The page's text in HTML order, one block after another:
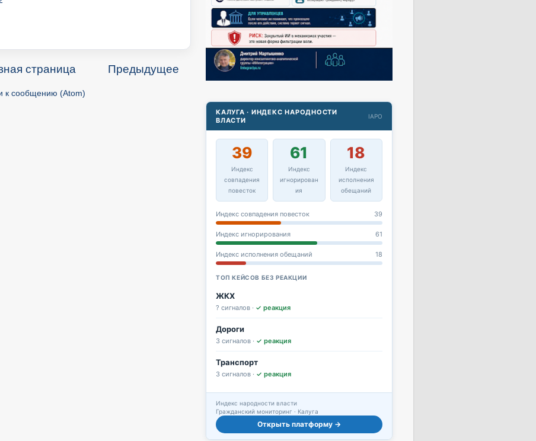
Предыдущее
страница
к сообщению (Atom)
КАЛУГА · ИНДЕКС НАРОДНОСТИ
ВЛАСТИ
IAPO
39
Индекс
совпадения
повесток
61
Индекс
игнорирован
ия
18
Индекс
исполнения
обещаний
Индекс совпадения повесток 39
Индекс игнорирования 61
Индекс исполнения обещаний 18
ТОП КЕЙСОВ БЕЗ РЕАКЦИИ
ЖКХ
? сигналов · ✓ реакция
Дороги
3 сигналов · ✓ реакция
Транспорт
3 сигналов · ✓ реакция
Индекс народности власти
Гражданский мониторинг · Калуга
Открыть платформу →